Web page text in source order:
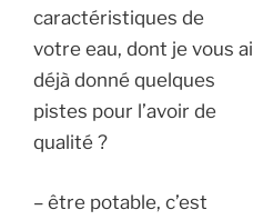
caractéristiques de
votre eau, dont je vous ai
déjà donné quelques
pistes pour l’avoir de
qualité ?
– être potable, c’est